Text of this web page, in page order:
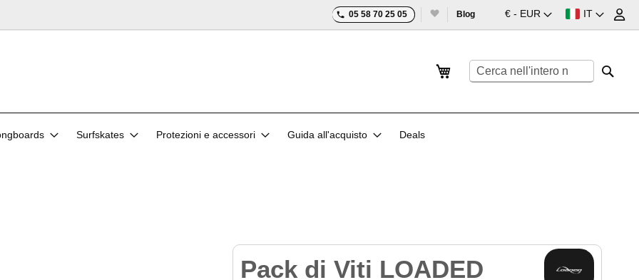
Valuta
€ - EUR Lingua
IT
05 58 70 25 05 Blog
Carrello
Search
Surfskates Protezioni e accessori Guida all'acquisto Deals
Pack di Viti LOADED